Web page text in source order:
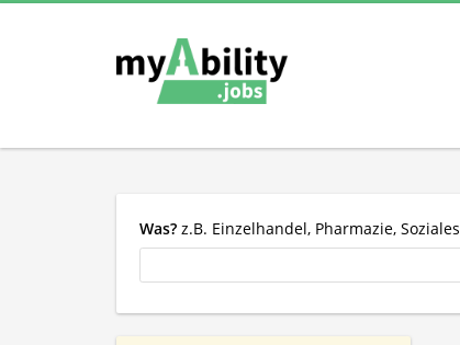
Was? z.B. Einzelhandel, Pharmazie, Soziales